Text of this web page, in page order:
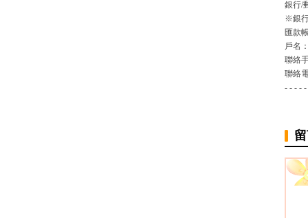
銀行/
※銀
匯款
戶名
聯絡
聯絡
- - - -